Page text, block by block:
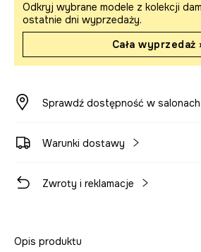
Odkryj wybrane modele z kolekcji
ostatnie dni wyprzedaży.
Cała wyprzedaż
Sprawdź dostępność w salonach
Warunki dostawy
Zwroty i reklamacje
Opis produktu